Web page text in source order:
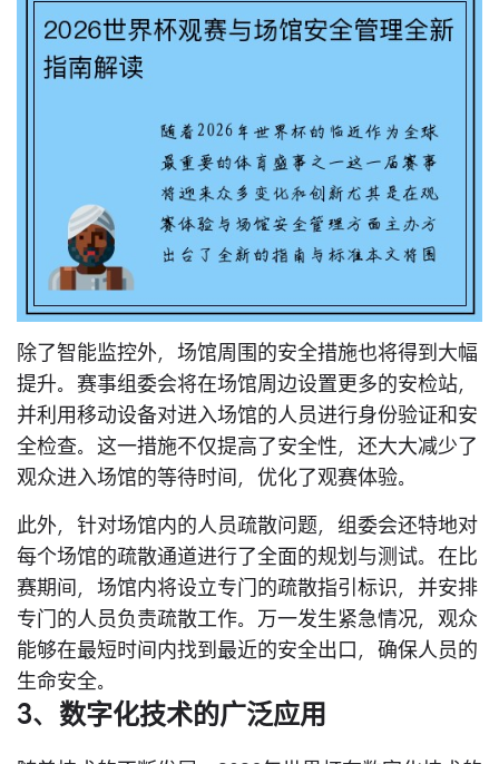
除了智能监控外，场馆周围的安全措施也将得到大幅
提升。赛事组委会将在场馆周边设置更多的安检站，
并利用移动设备对进入场馆的人员进行身份验证和安
全检查。这一措施不仅提高了安全性，还大大减少了
观众进入场馆的等待时间，优化了观赛体验。
此外，针对场馆内的人员疏散问题，组委会还特地对
每个场馆的疏散通道进行了全面的规划与测试。在比
赛期间，场馆内将设立专门的疏散指引标识，并安排
专门的人员负责疏散工作。万一发生紧急情况，观众
能够在最短时间内找到最近的安全出口，确保人员的
生命安全。
3、数字化技术的广泛应用